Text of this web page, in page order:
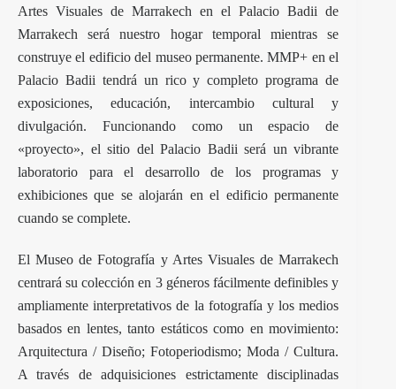
Artes Visuales de Marrakech en el Palacio Badii de
Marrakech será nuestro hogar temporal mientras se
construye el edificio del museo permanente. MMP+ en el
Palacio Badii tendrá un rico y completo programa de
exposiciones, educación, intercambio cultural y
divulgación. Funcionando como un espacio de
«proyecto», el sitio del Palacio Badii será un vibrante
laboratorio para el desarrollo de los programas y
exhibiciones que se alojarán en el edificio permanente
cuando se complete.
El Museo de Fotografía y Artes Visuales de Marrakech
centrará su colección en 3 géneros fácilmente definibles y
ampliamente interpretativos de la fotografía y los medios
basados en lentes, tanto estáticos como en movimiento:
Arquitectura / Diseño; Fotoperiodismo; Moda / Cultura.
A través de adquisiciones estrictamente disciplinadas